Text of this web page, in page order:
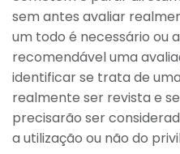
sem antes avaliar
um todo é necessário ou
recomendável uma
identificar se trata de
realmente ser revista e
precisarão ser
a utilização ou não do